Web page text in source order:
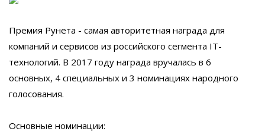
Премия Рунета - самая авторитетная награда для
компаний и сервисов из российского сегмента IT-
технологий. В 2017 году награда вручалась в 6
основных, 4 специальных и 3 номинациях народного
голосования.
Основные номинации: